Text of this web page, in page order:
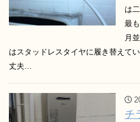
は
最
月
はスタッドレスタイヤに履き替えて
丈夫…
チ